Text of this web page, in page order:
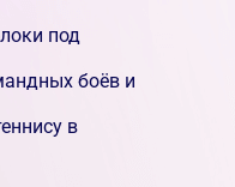
под
боёв и
в